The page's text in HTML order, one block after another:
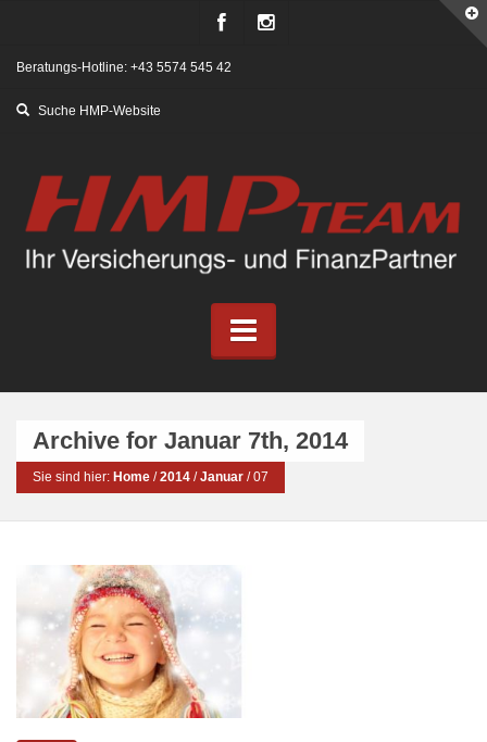
Beratungs-Hotline: +43 5574 545 42
Archive for Januar 7th, 2014
Sie sind hier: Home / 2014 / Januar / 07